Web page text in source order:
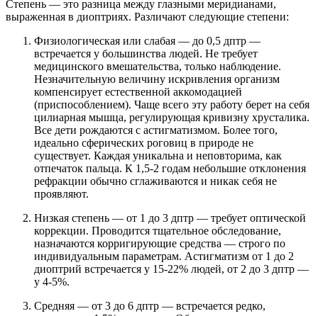
Степень — это разница между глазными меридианами,
выраженная в диоптриях. Различают следующие степени:
Физиологическая или слабая — до 0,5 дптр —
встречается у большинства людей. Не требует
медицинского вмешательства, только наблюдение.
Незначительную величину искривления организм
компенсирует естественной аккомодацией
(приспособлением). Чаще всего эту работу берет на себя
цилиарная мышца, регулирующая кривизну хрусталика.
Все дети рождаются с астигматизмом. Более того,
идеально сферических роговиц в природе не
существует. Каждая уникальна и неповторима, как
отпечаток пальца. К 1,5-2 годам небольшие отклонения
рефракции обычно сглаживаются и никак себя не
проявляют.
Низкая степень — от 1 до 3 дптр — требует оптической
коррекции. Проводится тщательное обследование,
назначаются корригирующие средства — строго по
индивидуальным параметрам. Астигматизм от 1 до 2
диоптрий встречается у 15-22% людей, от 2 до 3 дптр —
у 4-5%.
Средняя — от 3 до 6 дптр — встречается редко,